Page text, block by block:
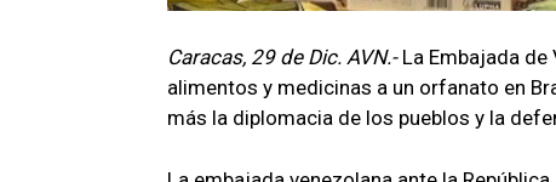
Caracas, 29 de Dic. AVN.- La Embajada
alimentos y medicinas a un orfanato en
más la diplomacia de los pueblos y la